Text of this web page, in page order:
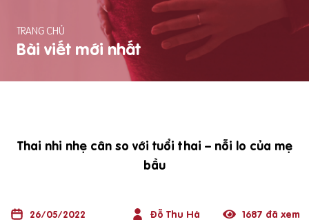
TRANG CHỦ
Bài viết mới nhất
Thai nhi nhẹ cân so với tuổi thai – nỗi lo của mẹ
bầu
26/05/2022 Đỗ Thu Hà 1687 đã xem